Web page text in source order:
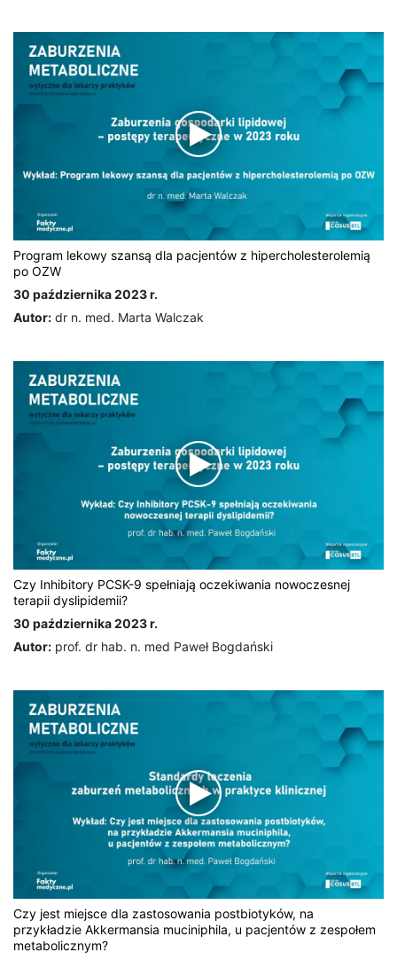
Program lekowy szansą dla pacjentów z hipercholesterolemią
po OZW
30 października 2023 r.
Autor: dr n. med. Marta Walczak
Czy Inhibitory PCSK-9 spełniają oczekiwania nowoczesnej
terapii dyslipidemii?
30 października 2023 r.
Autor: prof. dr hab. n. med Paweł Bogdański
Czy jest miejsce dla zastosowania postbiotyków, na
przykładzie Akkermansia muciniphila, u pacjentów z zespołem
metabolicznym?